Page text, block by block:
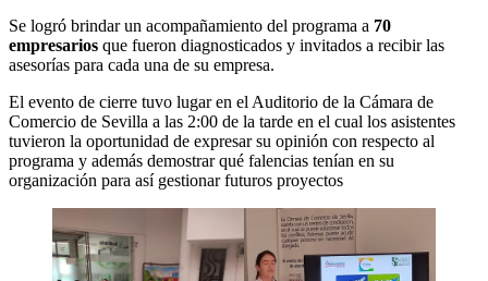
Se logró brindar un acompañamiento del programa a 70
empresarios que fueron diagnosticados y invitados a recibir las
asesorías para cada una de su empresa.
El evento de cierre tuvo lugar en el Auditorio de la Cámara de
Comercio de Sevilla a las 2:00 de la tarde en el cual los asistentes
tuvieron la oportunidad de expresar su opinión con respecto al
programa y además demostrar qué falencias tenían en su
organización para así gestionar futuros proyectos